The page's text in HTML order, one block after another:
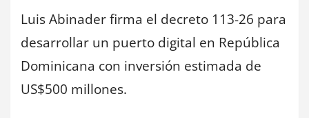
Luis Abinader firma el decreto 113-26 para
desarrollar un puerto digital en República
Dominicana con inversión estimada de
US$500 millones.